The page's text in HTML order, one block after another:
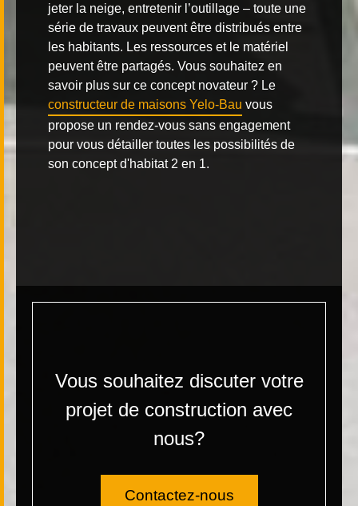
jeter la neige, entretenir l’outillage – toute une
série de travaux peuvent être distribués entre
les habitants. Les ressources et le matériel
peuvent être partagés. Vous souhaitez en
savoir plus sur ce concept novateur ? Le
constructeur de maisons Yelo-Bau vous
propose un rendez-vous sans engagement
pour vous détailler toutes les possibilités de
son concept d'habitat 2 en 1.
Vous souhaitez discuter votre
projet de construction avec
nous?
Contactez-nous